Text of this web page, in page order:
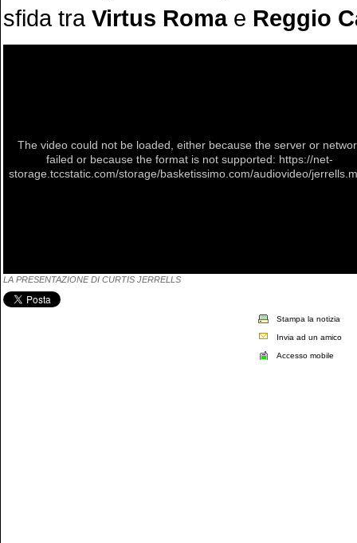
sfida tra Virtus Romae Reggio
The video could not be loaded, either because the server or
failed or because the format is not supported: https://net-
storage.tccstatic.com/storage/basketissimo.com/audiovideo/
LA PRESENTAZIONE DI CURTIS JERRELLS
Stampa la notizia
Invia ad un amico
Accesso mobile